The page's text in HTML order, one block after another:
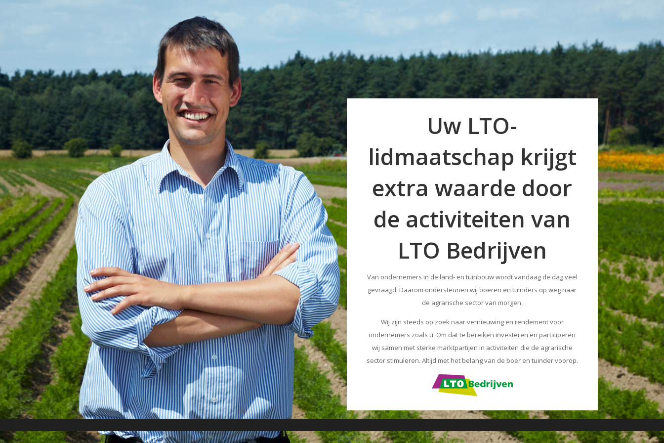
Uw LTO-
lidmaatschap krijgt
extra waarde door
de activiteiten van
LTO Bedrijven
Van ondernemers in de land- en tuinbouw wordt vandaag de dag veel
gevraagd. Daarom ondersteunen wij boeren en tuinders op weg naar
de agrarische sector van morgen.
Wij zijn steeds op zoek naar vernieuwing en rendement voor
ondernemers zoals u. Om dat te bereiken investeren en participeren
wij samen met sterke marktpartijen in activiteiten die de agrarische
sector stimuleren. Altijd met het belang van de boer en tuinder voorop.